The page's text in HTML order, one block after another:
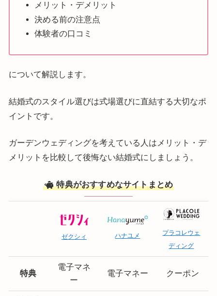
メリット・デメリット
決める前の注意点
体験者の口コミ
について解説します。
結婚式のスタイル選びは式場選びに直結する大切なポ
イントです。
ガーデンウェディングを考えている人はメリット・デ
メリットを比較して後悔ない結婚式にしましょう。
特典がおすすめなサイトまとめ
ゼクシィ ハナユメ
プラコレウェ
ディング
特典
電子マネ
ー
電子マネー クーポン